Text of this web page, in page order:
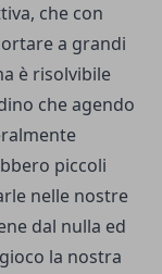
che con
a grandi
è risolvibile
che agendo
piccoli
nelle nostre
dal nulla ed
la nostra